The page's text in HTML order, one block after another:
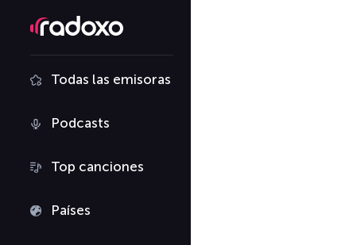
Todas las emisoras
Podcasts
Top canciones
Países